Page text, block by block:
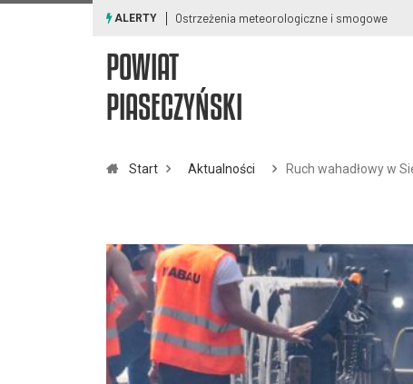
ALERTY Ostrzeżenia meteorologiczne i smogowe
POWIAT
PIASECZYŃSKI
Start Aktualności Ruch wahadłowy w